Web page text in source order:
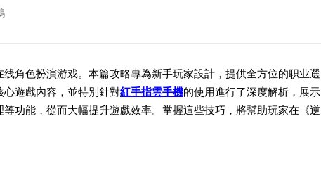
线角色扮演游戏。本篇攻略專為新手玩家設計，提供全方位的职业選
遊戲內容，並特別針對紅手指雲手機的使用進行了深度解析，展示
功能，從而大幅提升遊戲效率。掌握這些技巧，將幫助玩家在《逆